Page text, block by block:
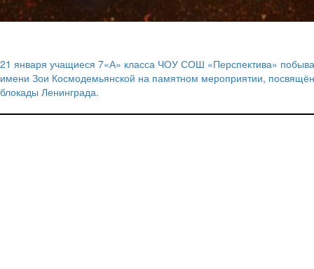
Навигация
по
записям
21 января учащиеся 7«А» класса ЧОУ СОШ «Перспектива»
имени Зои Космодемьянской на памятном мероприятии,
блокады Ленинграда.